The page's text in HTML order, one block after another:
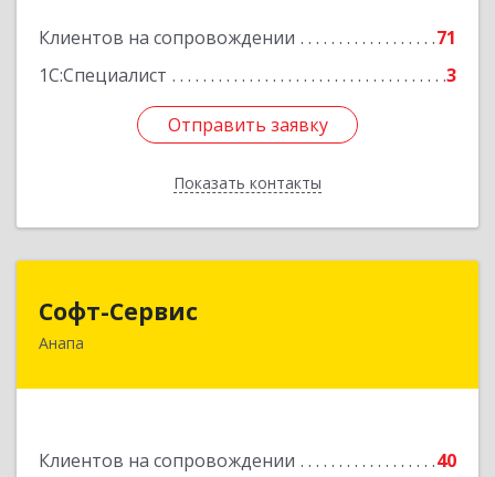
Клиентов на сопровождении
71
1С:Специалист
3
Отправить заявку
Показать контакты
Отправить заявку
Назад
Софт-Сервис
Анапа
Клиентов на сопровождении
40
353440, Краснодарский край, Анапский р-н,